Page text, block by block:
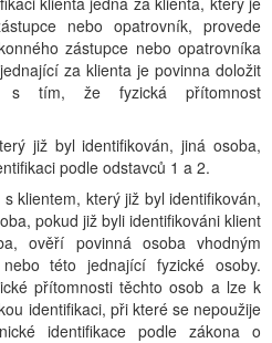
nebo opatrovník, provede
zástupce nebo opatrovníka
za klienta je povinna doložit
s tím, že fyzická přítomnost
již byl identifikován, jiná osoba,
podle odstavců 1 a 2.
klientem, který již byl identifikován,
pokud již byli identifikováni klient
ověří povinná osoba vhodným
této jednající fyzické osoby.
přítomnosti těchto osob a lze k
identifikaci, při které se nepoužije
identifikace podle zákona o